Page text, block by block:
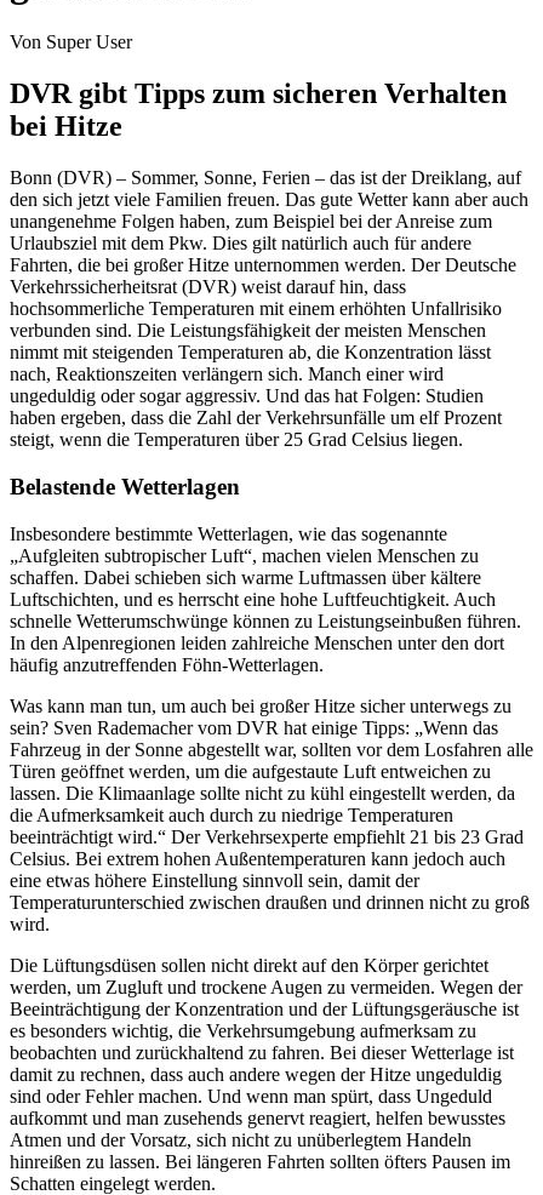
Von Super User
DVR gibt Tipps zum sicheren Verhalten
bei Hitze
Bonn (DVR) – Sommer, Sonne, Ferien – das ist der Dreiklang, auf
den sich jetzt viele Familien freuen. Das gute Wetter kann aber auch
unangenehme Folgen haben, zum Beispiel bei der Anreise zum
Urlaubsziel mit dem Pkw. Dies gilt natürlich auch für andere
Fahrten, die bei großer Hitze unternommen werden. Der Deutsche
Verkehrssicherheitsrat (DVR) weist darauf hin, dass
hochsommerliche Temperaturen mit einem erhöhten Unfallrisiko
verbunden sind. Die Leistungsfähigkeit der meisten Menschen
nimmt mit steigenden Temperaturen ab, die Konzentration lässt
nach, Reaktionszeiten verlängern sich. Manch einer wird
ungeduldig oder sogar aggressiv. Und das hat Folgen: Studien
haben ergeben, dass die Zahl der Verkehrsunfälle um elf Prozent
steigt, wenn die Temperaturen über 25 Grad Celsius liegen.
Belastende Wetterlagen
Insbesondere bestimmte Wetterlagen, wie das sogenannte
„Aufgleiten subtropischer Luft“, machen vielen Menschen zu
schaffen. Dabei schieben sich warme Luftmassen über kältere
Luftschichten, und es herrscht eine hohe Luftfeuchtigkeit. Auch
schnelle Wetterumschwünge können zu Leistungseinbußen führen.
In den Alpenregionen leiden zahlreiche Menschen unter den dort
häufig anzutreffenden Föhn-Wetterlagen.
Was kann man tun, um auch bei großer Hitze sicher unterwegs zu
sein? Sven Rademacher vom DVR hat einige Tipps: „Wenn das
Fahrzeug in der Sonne abgestellt war, sollten vor dem Losfahren alle
Türen geöffnet werden, um die aufgestaute Luft entweichen zu
lassen. Die Klimaanlage sollte nicht zu kühl eingestellt werden, da
die Aufmerksamkeit auch durch zu niedrige Temperaturen
beeinträchtigt wird.“ Der Verkehrsexperte empfiehlt 21 bis 23 Grad
Celsius. Bei extrem hohen Außentemperaturen kann jedoch auch
eine etwas höhere Einstellung sinnvoll sein, damit der
Temperaturunterschied zwischen draußen und drinnen nicht zu groß
wird.
Die Lüftungsdüsen sollen nicht direkt auf den Körper gerichtet
werden, um Zugluft und trockene Augen zu vermeiden. Wegen der
Beeinträchtigung der Konzentration und der Lüftungsgeräusche ist
es besonders wichtig, die Verkehrsumgebung aufmerksam zu
beobachten und zurückhaltend zu fahren. Bei dieser Wetterlage ist
damit zu rechnen, dass auch andere wegen der Hitze ungeduldig
sind oder Fehler machen. Und wenn man spürt, dass Ungeduld
aufkommt und man zusehends genervt reagiert, helfen bewusstes
Atmen und der Vorsatz, sich nicht zu unüberlegtem Handeln
hinreißen zu lassen. Bei längeren Fahrten sollten öfters Pausen im
Schatten eingelegt werden.